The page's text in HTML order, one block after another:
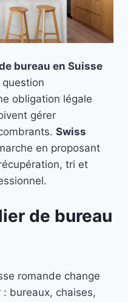
bureau en Suisse
question
obligation légale
gérer
Swiss
en proposant
tri et
de bureau
romande change
bureaux, chaises,